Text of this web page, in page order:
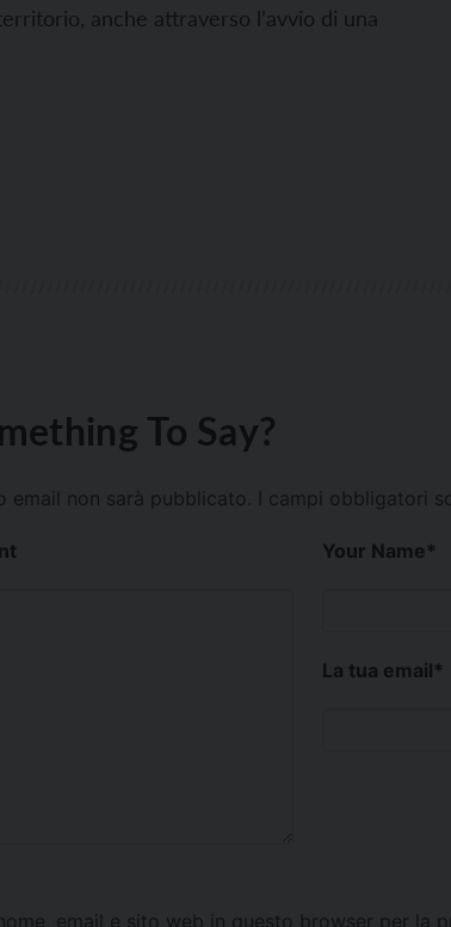
anche attraverso l’avvio di una
To Say?
email non sarà pubblicato. I campi obbligatori
Your Name*
La tua email*
email e sito web in questo browser per la